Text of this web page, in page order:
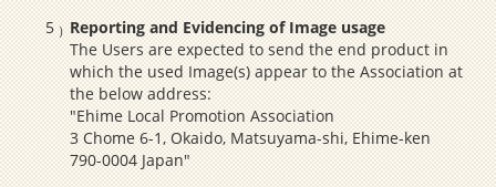
Reporting and Evidencing of Image usage
The Users are expected to send the end product in
which the used Image(s) appear to the Association at
the below address:
"Ehime Local Promotion Association
3 Chome 6-1, Okaido, Matsuyama-shi, Ehime-ken
790-0004 Japan"